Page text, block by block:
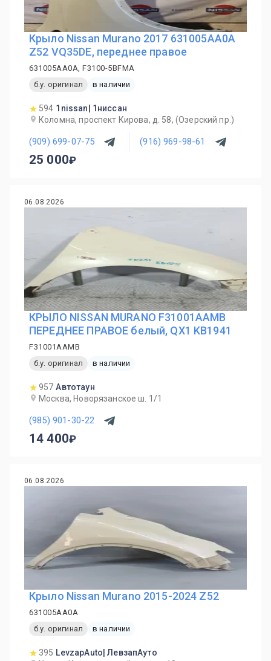
Крыло Nissan Murano 2017 631005AA0A
Z52 VQ35DE, переднее правое
631005AA0A, F3100-5BFMA
б.у. оригинал
в наличии
594 1nissan| 1ниссан
Коломна, проспект Кирова, д. 58, (Озерский пр.)
(909) 699-07-75 (916) 969-98-61
25 000
06.08.2026
КРЫЛО NISSAN MURANO F31001AAMB
ПЕРЕДНЕЕ ПРАВОЕ белый, QX1 KB1941
F31001AAMB
б.у. оригинал
в наличии
957 Автотаун
Москва, Новорязанское ш. 1/1
(985) 901-30-22
14 400
06.08.2026
Крыло Nissan Murano 2015-2024 Z52
631005AA0A
б.у. оригинал
в наличии
395 LevzapAuto| ЛевзапАуто